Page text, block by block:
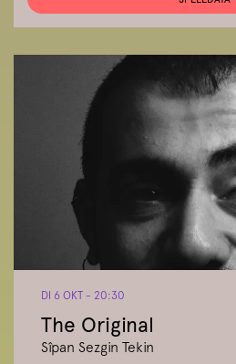
The Original
Sîpan Sezgin Tekin
DI 6 OKT - 20:30